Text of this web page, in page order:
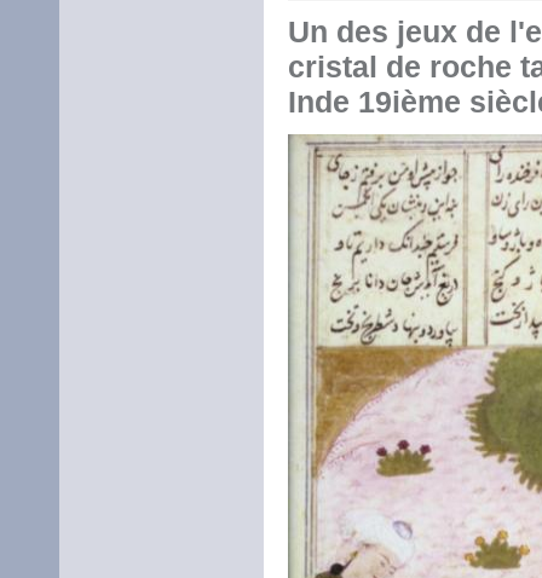
Un des jeux de
cristal de roche
Inde 19ième